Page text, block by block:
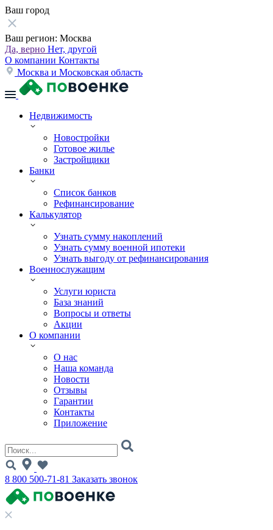
Ваш город
Ваш регион: Москва
Да, верно Нет, другой
О компании Контакты
Москва и Московская область
Недвижимость
Новостройки
Готовое жилье
Застройщики
Банки
Список банков
Рефинансирование
Калькулятор
Узнать сумму накоплений
Узнать сумму военной ипотеки
Узнать выгоду от рефинансирования
Военнослужащим
Услуги юриста
База знаний
Вопросы и ответы
Акции
О компании
О нас
Наша команда
Новости
Отзывы
Гарантии
Контакты
Приложение
8 800 500-71-81 Заказать звонок